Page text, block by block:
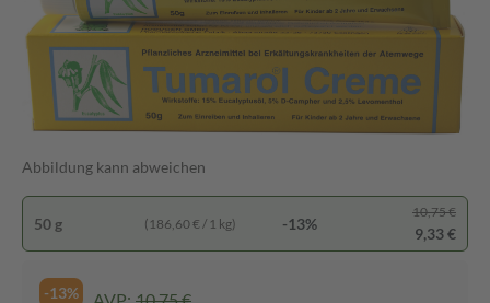
Abbildung kann abweichen
50 g (186,60 € / 1 kg) -13%
10,75 €
9,33 €
-13%